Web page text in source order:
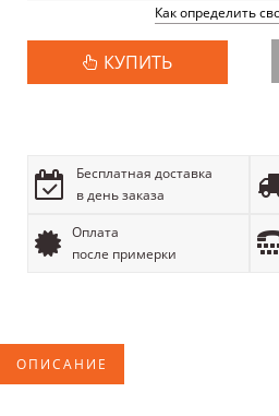
Как определить
КУПИТЬ
Бесплатная доставка
в день заказа
Оплата
после примерки
ОПИСАНИЕ